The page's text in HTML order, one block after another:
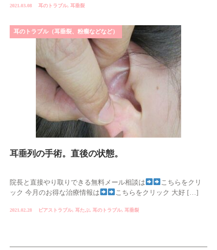
2021.03.08 耳のトラブル, 耳垂裂
耳のトラブル（耳垂裂、粉瘤などなど）
耳垂列の手術。直後の状態。
院長と直接やり取りできる無料メール相談は
こちらをクリ
ック 今月のお得な治療情報は
こちらをクリック 大好 […]
2021.02.28 ピアストラブル, 耳たぶ, 耳のトラブル, 耳垂裂